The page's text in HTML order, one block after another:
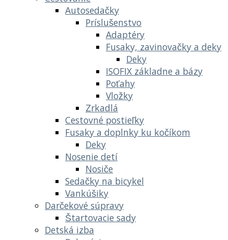
Autosedačky
Príslušenstvo
Adaptéry
Fusaky, zavinovačky a deky
Deky
ISOFIX základne a bázy
Poťahy
Vložky
Zrkadlá
Cestovné postieľky
Fusaky a doplnky ku kočíkom
Deky
Nosenie detí
Nosiče
Sedačky na bicykel
Vankúšiky
Darčekové súpravy
Štartovacie sady
Detská izba